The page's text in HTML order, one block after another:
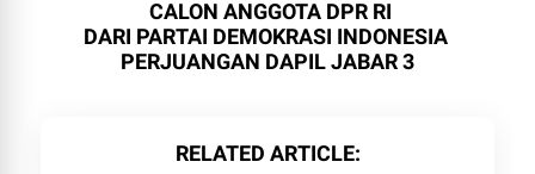
CALON ANGGOTA DPR RI
DARI PARTAI DEMOKRASI INDONESIA
PERJUANGAN DAPIL JABAR 3
RELATED ARTICLE